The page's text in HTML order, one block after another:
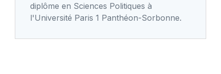
diplôme en Sciences Politiques à
l'Université Paris 1 Panthéon-Sorbonne.